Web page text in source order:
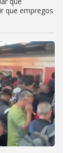
que empregos